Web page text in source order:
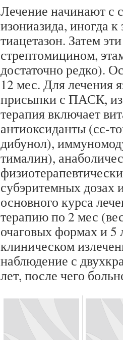
Лечение начинают с
изониазида, иногда
тиацетазон. Затем
стрептомицином,
достаточно редко).
12 мес. Для лечения
присыпки с ПАСК,
терапия включает
антиоксиданты (сс-
дибунол),
тималин),
субэритемных дозах
основного курса
терапию по 2 мес
очаговых формах и
клиническом
наблюдение с
лет, после чего